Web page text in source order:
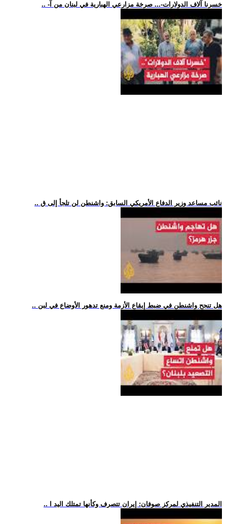
.. -خسرنا آلاف الدولارات-... صرخة مزارعي الهبارية في لبنان من آ
.. نائب مساعد وزير الدفاع الأمريكي السابق: واشنطن لن تلجأ إلى ق
.. هل تنجح واشنطن في ضبط إيقاع الأزمة ومنع تدهور الأوضاع في لبن
.. المدير التنفيذي لمركز صوفان: إيران تتصرف وكأنها تمتلك اليد ا